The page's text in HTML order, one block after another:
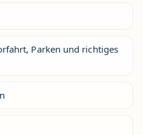
Parken und richtiges